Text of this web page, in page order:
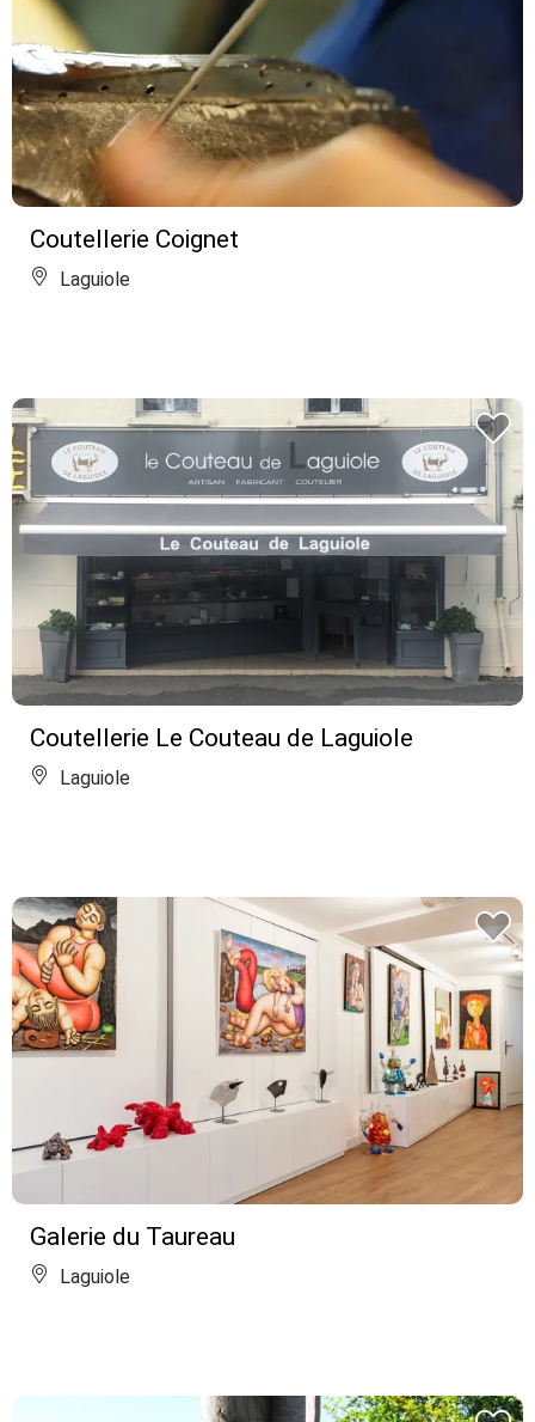
Coutellerie Coignet
Laguiole
Coutellerie Le Couteau de Laguiole
Laguiole
Galerie du Taureau
Laguiole